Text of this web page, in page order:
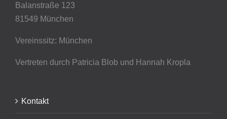
Balanstraße 123
81549 München
Vereinssitz: München
Vertreten durch Patricia Blob und Hannah Kropla
Kontakt